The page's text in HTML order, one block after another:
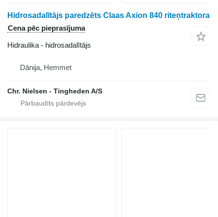
Hidrosadalītājs paredzēts Claas Axion 840 riteņtraktora
Cena pēc pieprasījuma
Hidraulika - hidrosadalītājs
Dānija, Hemmet
Chr. Nielsen - Tingheden A/S